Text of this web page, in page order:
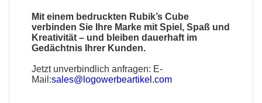
Mit einem bedruckten Rubik’s Cube
verbinden Sie Ihre Marke mit Spiel, Spaß und
Kreativität – und bleiben dauerhaft im
Gedächtnis Ihrer Kunden.
Jetzt unverbindlich anfragen: E-
Mail:sales@logowerbeartikel.com